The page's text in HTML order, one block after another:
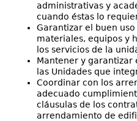
administrativas y
cuando éstas lo
Garantizar el buen
materiales, equipos y
los servicios de la
Mantener y garantizar
las Unidades que
Coordinar con los
adecuado
cláusulas de los
arrendamiento de